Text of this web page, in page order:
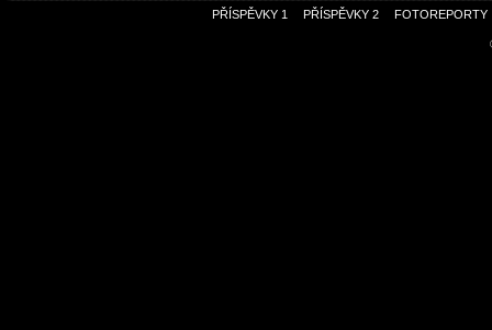
PŘÍSPĚVKY 1 PŘÍSPĚVKY 2 FOTOREPORTY